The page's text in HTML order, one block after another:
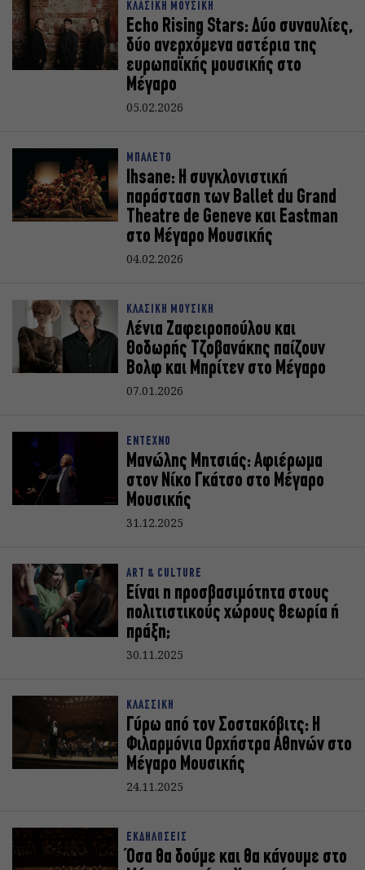
ΚΛΑΣΙΚΗ ΜΟΥΣΙΚΗ
Echo Rising Stars: Δύο συναυλίες,
δύο ανερχόμενα αστέρια της
ευρωπαϊκής μουσικής στο
Μέγαρο
05.02.2026
ΜΠΑΛΕΤΟ
Ihsane: Η συγκλονιστική
παράσταση των Ballet du Grand
Theatre de Geneve και Eastman
στο Μέγαρο Μουσικής
04.02.2026
ΚΛΑΣΙΚΗ ΜΟΥΣΙΚΗ
Λένια Ζαφειροπούλου και
Θοδωρής Τζοβανάκης παίζουν
Βολφ και Μπρίτεν στο Μέγαρο
07.01.2026
ΕΝΤΕΧΝΟ
Μανώλης Μητσιάς: Αφιέρωμα
στον Νίκο Γκάτσο στο Μέγαρο
Μουσικής
31.12.2025
ART & CULTURE
Είναι η προσβασιμότητα στους
πολιτιστικούς χώρους θεωρία ή
πράξη;
30.11.2025
ΚΛΑΣΣΙΚΗ
Γύρω από τον Σοστακόβιτς: Η
Φιλαρμόνια Ορχήστρα Αθηνών στο
Μέγαρο Μουσικής
24.11.2025
ΕΚΔΗΛΩΣΕΙΣ
Όσα θα δούμε και θα κάνουμε στο